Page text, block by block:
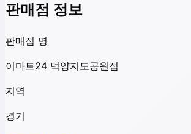
판매점 정보
판매점 명
이마트24 덕양지도공원점
지역
경기